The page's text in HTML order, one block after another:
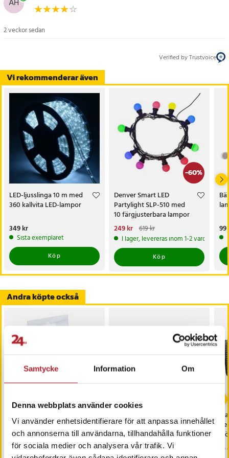
Samtycke Information Om
Denna webbplats använder cookies
Vi använder enhetsidentifierare för att anpassa innehållet
och annonserna till användarna, tillhandahålla funktioner
för sociala medier och analysera vår trafik. Vi
- Mått: 12 × 12 × 21 cm
Vi rekommenderar även
LED-ljusslinga 10 m med
360 kallvita LED-lampor
Pris:349 kr
349 kr
Sista exemplaret
Köp
-60%
Denver Smart LED
Partylight SLP-510 med
10 färgjusterbara lampor
Nuvarande pris
249 krTidigare pris:619 kr
249 kr 619 kr
I lager, levereras inom 1-2 vardagar
Köp
99
AH
2 veckor sedan
Verified by Trustvoice
Andra köpte också
Grundig Batterdriven
LED-belysning med
Timer - 1,1m
Nuvarande pris:
69 krTidigare pris: 159 kr
69 kr 159 kr
Fysic Trådlöst LED-
nattljus med fjärrkontroll
Pris:249 kr
249 kr